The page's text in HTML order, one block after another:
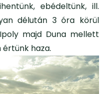
ebédeltünk, ill.
délután 3 óra körül
majd Duna mellett
haza.